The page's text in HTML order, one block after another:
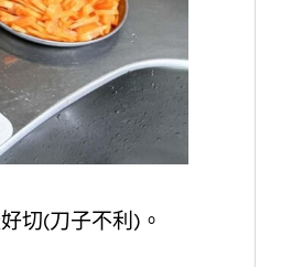
切(刀子不利)。